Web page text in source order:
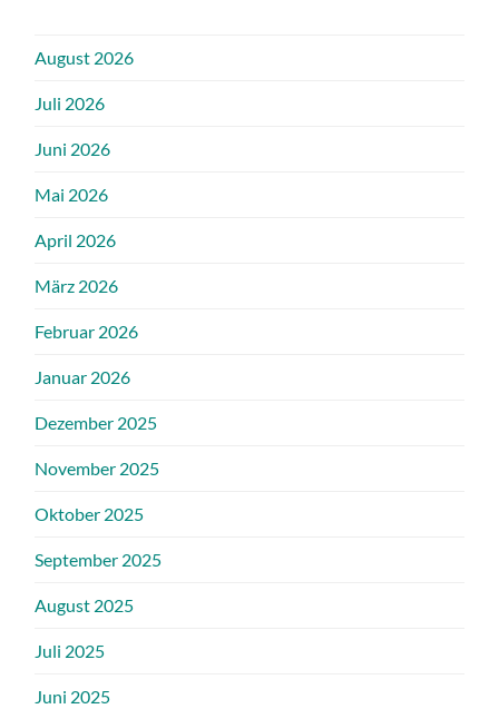
August 2026
Juli 2026
Juni 2026
Mai 2026
April 2026
März 2026
Februar 2026
Januar 2026
Dezember 2025
November 2025
Oktober 2025
September 2025
August 2025
Juli 2025
Juni 2025